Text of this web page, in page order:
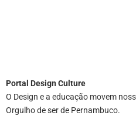
Portal Design Culture
O Design e a educação movem
Orgulho de ser de Pernambuco.